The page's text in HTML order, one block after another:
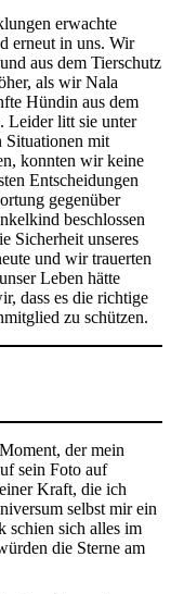
erwachte
erneut in uns. Wir
aus dem Tierschutz
als wir Nala
Hündin aus dem
Leider litt sie unter
Situationen mit
konnten wir keine
Entscheidungen
gegenüber
beschlossen
Sicherheit unseres
und wir trauerten
Leben hätte
dass es die richtige
zu schützen.
der mein
sein Foto auf
Kraft, die ich
selbst mir ein
schien sich alles im
die Sterne am